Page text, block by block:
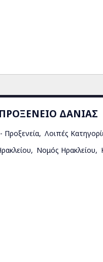
ΔΑΝΙΑΣ
Προξενεία Λοιπές
Νομός Ηρακλείου